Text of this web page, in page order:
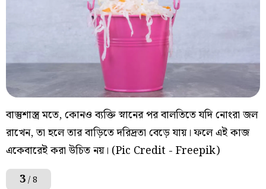
বাস্তুশাস্ত্র মতে, কোনও ব্যক্তি স্নানের পর বালতিতে যদি নোংরা জল
রাখেন, তা হলে তার বাড়িতে দরিদ্রতা বেড়ে যায়। ফলে এই কাজ
একেবারেই করা উচিত নয়। (Pic Credit - Freepik)
3/ 8